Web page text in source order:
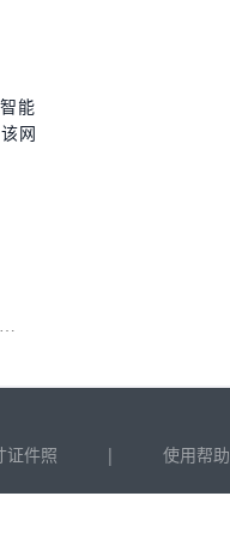
能
网
证件照 | 使用帮助